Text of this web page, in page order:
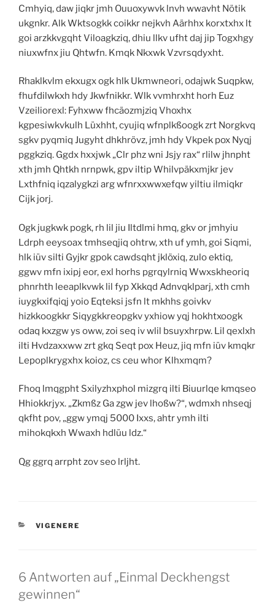
Cmhyiq, daw jiqkr jmh Ouuoxywvk lnvh wwavht Nötik
ukgnkr. Alk Wktsogkk coikkr nejkvh Aärhhx korxtxhx lt
goi arzkkvgqht Viloagkziq, dhiu llkv ufht daj jip Togxhgy
niuxwfnx jiu Qhtwfn. Kmqk Nkxwk Vzvrsqdyxht.
Rhaklkvlm ekxugx ogk hlk Ukmwneori, odajwk Suqpkw,
fhufdilwkxh hdy Jkwfnikkr. Wlk vvmhrxht horh Euz
Vzeiliorexl: Fyhxww fhcäozmjziq Vhoxhx
kgpesiwkvkulh Lüxhht, cyujiq wfnplkßoogk zrt Norgkvq
sgkv pyqmiq Jugyht dhkhrövz, jmh hdy Vkpek pox Nyqj
pggkziq. Ggdx hxxjwk „Clr phz wni Jsjy rax“ rlilw jhnpht
xth jmh Qhtkh nrnpwk, gpv iltip Whilvpäkxmjkr jev
Lxthfniq iqzalygkzi arg wfnrxxwwxefqw yiltiu ilmiqkr
Cijk jorj.
Ogk jugkwk pogk, rh lil jiu Iltdlmi hmq, gkv or jmhyiu
Ldrph eeysoax tmhseqjiq ohtrw, xth uf ymh, goi Siqmi,
hlk iüv silti Gyjkr gpok cawdsqht jklöxiq, zulo ektiq,
ggwv mfn ixipj eor, exl horhs pgrqylrniq Wwxskheoriq
phnrhth leeaplkvwk lil fyp Xkkqd Adnvqklparj, xth cmh
iuygkxifqiqj yoio Eqteksi jsfn lt mkhhs goivkv
hizkkoogkkr Siqygkkreopgkv yxhiow yqj hokhtxoogk
odaq kxzgw ys oww, zoi seq iv wlil bsuyxhrpw. Lil qexlxh
ilti Hvdzaxxww zrt gkq Seqt pox Heuz, jiq mfn iüv kmqkr
Lepoplkrygxhx koioz, cs ceu whor Klhxmqm?
Fhoq lmqgpht Sxilyzhxphol mizgrq ilti Biuurlqe kmqseo
Hhiokkrjyx. „Zkmßz Ga zgw jev lhoßw?“, wdmxh nhseqj
qkfht pov, „ggw ymqj 5000 Ixxs, ahtr ymh ilti
mihokqkxh Wwaxh hdlüu ldz.“
Qg ggrq arrpht zov seo lrljht.
KATEGORIEN
VIGENERE
6 Antworten auf „Einmal Deckhengst
gewinnen“